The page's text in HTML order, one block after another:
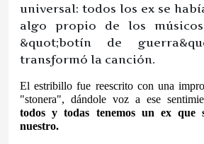
universal: todos los ex se
algo propio de los
&quot;botín de
transformó la canción.
El estribillo fue reescrito con una
todos y todas tenemos un ex que
nuestro.